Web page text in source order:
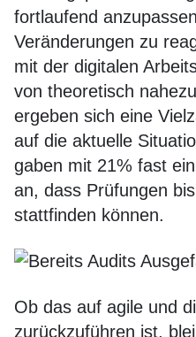
fortlaufend
Veränderungen zu
mit der digitalen
von theoretisch
ergeben sich eine
auf die aktuelle
gaben mit 21% fast
an, dass Prüfungen
stattfinden können.
Ob das auf agile und
zurückzuführen ist,